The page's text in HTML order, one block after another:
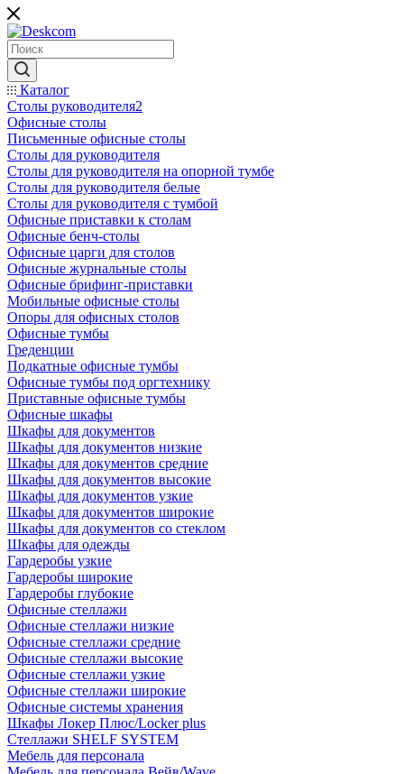
Каталог
Столы руководителя2
Офисные столы
Письменные офисные столы
Столы для руководителя
Столы для руководителя на опорной тумбе
Столы для руководителя белые
Столы для руководителя с тумбой
Офисные приставки к столам
Офисные бенч-столы
Офисные царги для столов
Офисные журнальные столы
Офисные брифинг-приставки
Мобильные офисные столы
Опоры для офисных столов
Офисные тумбы
Греденции
Подкатные офисные тумбы
Офисные тумбы под оргтехнику
Приставные офисные тумбы
Офисные шкафы
Шкафы для документов
Шкафы для документов низкие
Шкафы для документов средние
Шкафы для документов высокие
Шкафы для документов узкие
Шкафы для документов широкие
Шкафы для документов со стеклом
Шкафы для одежды
Гардеробы узкие
Гардеробы широкие
Гардеробы глубокие
Офисные стеллажи
Офисные стеллажи низкие
Офисные стеллажи средние
Офисные стеллажи высокие
Офисные стеллажи узкие
Офисные стеллажи широкие
Офисные системы хранения
Шкафы Локер Плюс/Locker plus
Стеллажи SHELF SYSTEM
Мебель для персонала